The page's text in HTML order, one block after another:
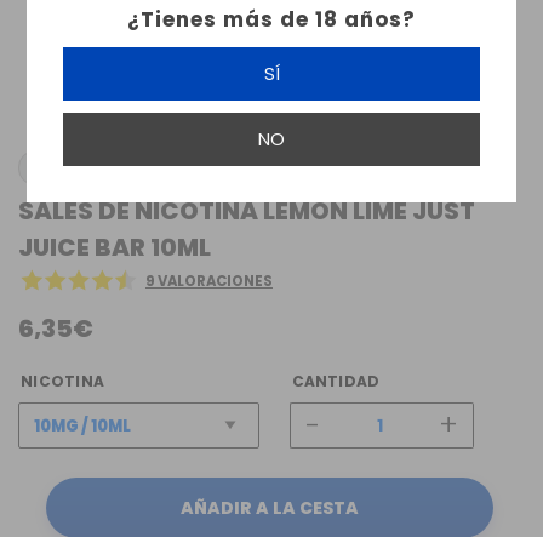
¿Tienes más de 18 años?
SÍ
NO
JUST JUICE
SALES DE NICOTINA LEMON LIME JUST
JUICE BAR 10ML
9 VALORACIONES
6,35€
NICOTINA CANTIDAD
- +
AÑADIR A LA CESTA